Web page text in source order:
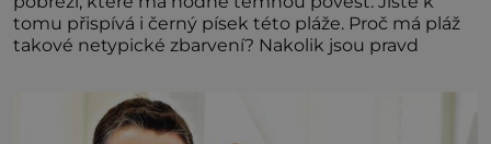
tomu přispívá i černý písek této pláže. Proč má pláž
takové netypické zbarvení? Nakolik jsou pravd